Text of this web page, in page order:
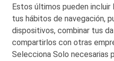
MAPA
Estos últimos pueden incluir
tus hábitos de navegación,
dispositivos, combinar tus
compartirlos con otras
Selecciona Solo necesarias